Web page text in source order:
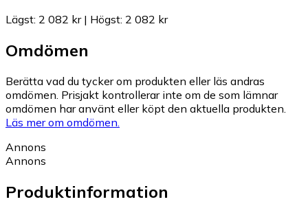
Lägst: 2 082 kr| Högst: 2 082 kr
Omdömen
Berätta vad du tycker om produkten eller läs andras
omdömen. Prisjakt kontrollerar inte om de som lämnar
omdömen har använt eller köpt den aktuella produkten.
Läs mer om omdömen.
Annons
Annons
Produktinformation